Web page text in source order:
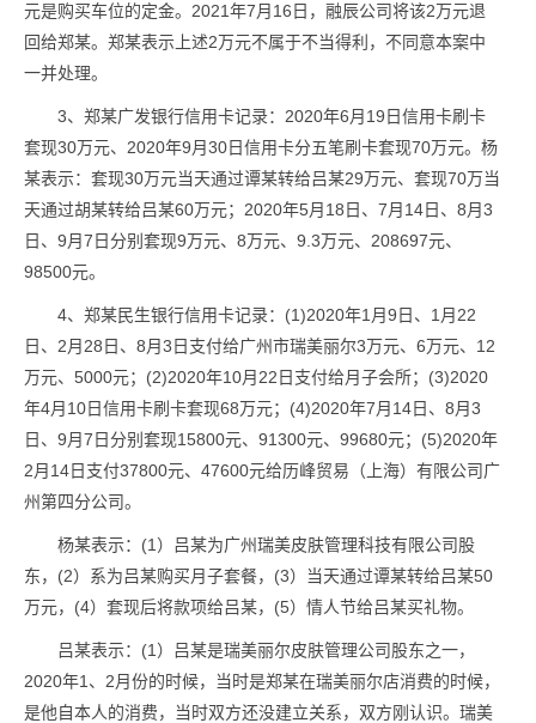
元是购买车位的定金。2021年7月16日，融辰公司将该2万元退
回给郑某。郑某表示上述2万元不属于不当得利，不同意本案中
一并处理。
3、郑某广发银行信用卡记录：2020年6月19日信用卡刷卡
套现30万元、2020年9月30日信用卡分五笔刷卡套现70万元。杨
某表示：套现30万元当天通过谭某转给吕某29万元、套现70万当
天通过胡某转给吕某60万元；2020年5月18日、7月14日、8月3
日、9月7日分别套现9万元、8万元、9.3万元、208697元、
98500元。
4、郑某民生银行信用卡记录：(1)2020年1月9日、1月22
日、2月28日、8月3日支付给广州市瑞美丽尔3万元、6万元、12
万元、5000元；(2)2020年10月22日支付给月子会所；(3)2020
年4月10日信用卡刷卡套现68万元；(4)2020年7月14日、8月3
日、9月7日分别套现15800元、91300元、99680元；(5)2020年
2月14日支付37800元、47600元给历峰贸易（上海）有限公司广
州第四分公司。
杨某表示：(1）吕某为广州瑞美皮肤管理科技有限公司股
东，(2）系为吕某购买月子套餐，(3）当天通过谭某转给吕某50
万元，(4）套现后将款项给吕某，(5）情人节给吕某买礼物。
吕某表示：(1）吕某是瑞美丽尔皮肤管理公司股东之一，
2020年1、2月份的时候，当时是郑某在瑞美丽尔店消费的时候，
是他自本人的消费，当时双方还没建立关系，双方刚认识。瑞美